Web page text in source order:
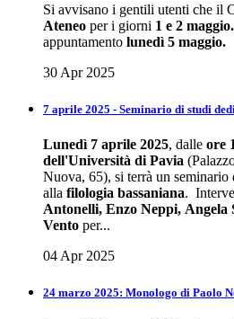
Si avvisano i gentili utenti che il
Ateneo per i giorni 1 e 2 maggio.
appuntamento lunedì 5 maggio.
30 Apr 2025
7 aprile 2025 - Seminario di studi
Lunedì 7 aprile 2025, dalle ore
dell'Università di Pavia
Nuova, 65), si terrà un seminario
alla filologia bassaniana.
Antonelli, Enzo Neppi, Angela
Vento per...
04 Apr 2025
24 marzo 2025: Monologo di Paolo